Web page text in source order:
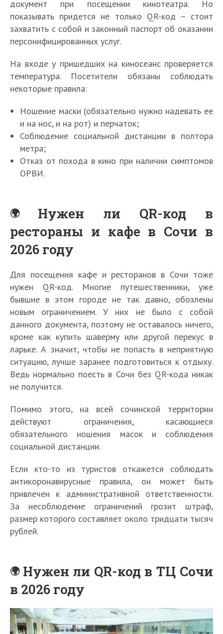
документ при посещении кинотеатра. Но
показывать придется не только QR-код – стоит
захватить с собой и законный паспорт об оказании
персонифицированных услуг.
На входе у пришедших на киносеанс проверяется
температура. Посетители обязаны соблюдать
некоторые правила:
Ношение маски (обязательно нужно надевать ее
и на нос, и на рот) и перчаток;
Соблюдение социальной дистанции в полтора
метра;
Отказ от похода в кино при наличии симптомов
ОРВИ.
Нужен ли QR-код в
рестораны и кафе в Сочи в
2026 году
Для посещения кафе и ресторанов в Сочи тоже
нужен QR-код. Многие путешественники, уже
бывшие в этом городе не так давно, обозлены
новым ограничением. У них не было с собой
данного документа, поэтому не оставалось ничего,
кроме как купить шаверму или другой перекус в
ларьке. А значит, чтобы не попасть в неприятную
ситуацию, лучше заранее подготовиться к отдыху.
Ведь нормально поесть в Сочи без QR-кода никак
не получится.
Помимо этого, на всей сочинской территории
действуют ограничения, касающиеся
обязательного ношения масок и соблюдения
социальной дистанции.
Если кто-то из туристов откажется соблюдать
антикоронавирусные правила, он может быть
привлечен к административной ответственности.
За несоблюдение ограничений грозит штраф,
размер которого составляет около тридцати тысяч
рублей.
Нужен ли QR-код в ТЦ Сочи
в 2026 году